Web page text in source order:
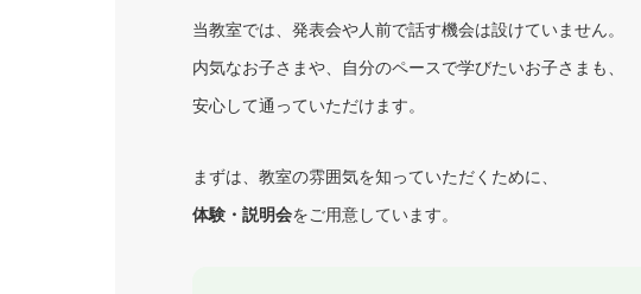
当教室では、発表会や人前で話す機会は設けていません。
内気なお子さまや、自分のペースで学びたいお子さまも、
安心して通っていただけます。
まずは、教室の雰囲気を知っていただくために、
体験・説明会をご用意しています。